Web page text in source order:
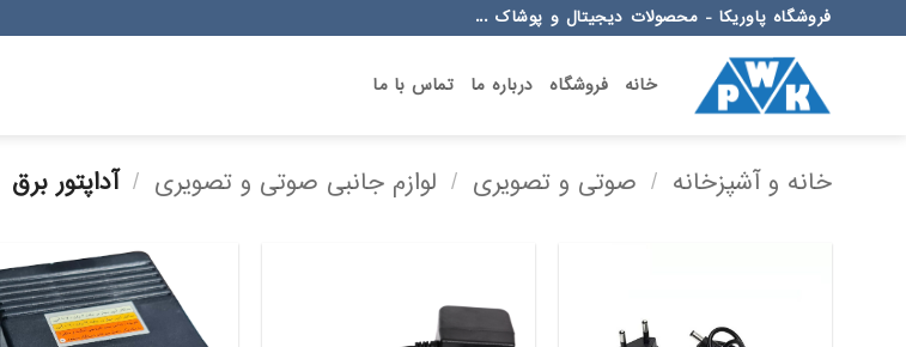
to
فروشگاه پاوریکا - محصولات دیجیتال و پوشاک ...
خانه فروشگاه درباره ما تماس با ما
خانه و آشپزخانه / صوتی و تصویری / لوازم جانبی صوتی و تصویری / آداپتور برق